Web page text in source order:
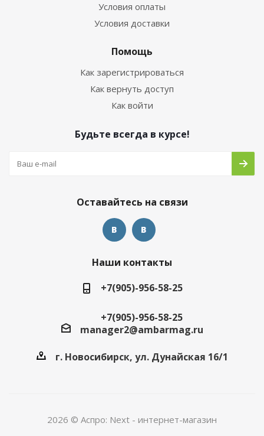
Условия оплаты
Условия доставки
Помощь
Как зарегистрироваться
Как вернуть доступ
Как войти
Будьте всегда в курсе!
Оставайтесь на связи
Наши контакты
+7(905)-956-58-25
+7(905)-956-58-25
manager2@ambarmag.ru
г. Новосибирск, ул. Дунайская 16/1
2026 © Аспро: Next - интернет-магазин